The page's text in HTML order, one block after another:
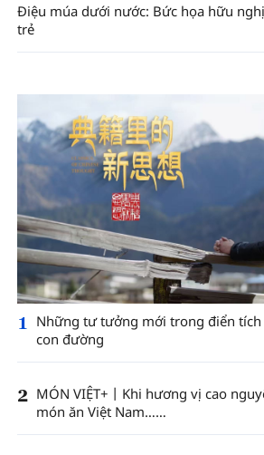
Điệu múa dưới nước: Bức họa hữu
trẻ
1
Những tư tưởng mới trong điển tích
con đường
2 MÓN VIỆT+丨Khi hương vị cao
món ăn Việt Nam……